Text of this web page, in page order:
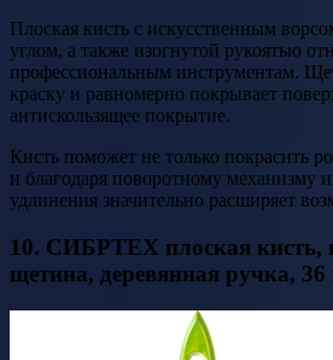
Плоская кисть с искусственным
углом, а также изогнутой рукоятью
профессиональным инструментам.
краску и равномерно покрывает
антискользящее покрытие.
Кисть поможет не только покрасить
и благодаря поворотному механизму
удлинения значительно расширяет
10. СИБРТЕХ плоская кисть,
щетина, деревянная ручка,